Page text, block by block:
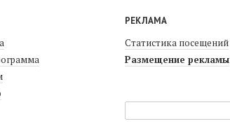
РЕКЛАМА
Статистика посещений
Размещение рекламы